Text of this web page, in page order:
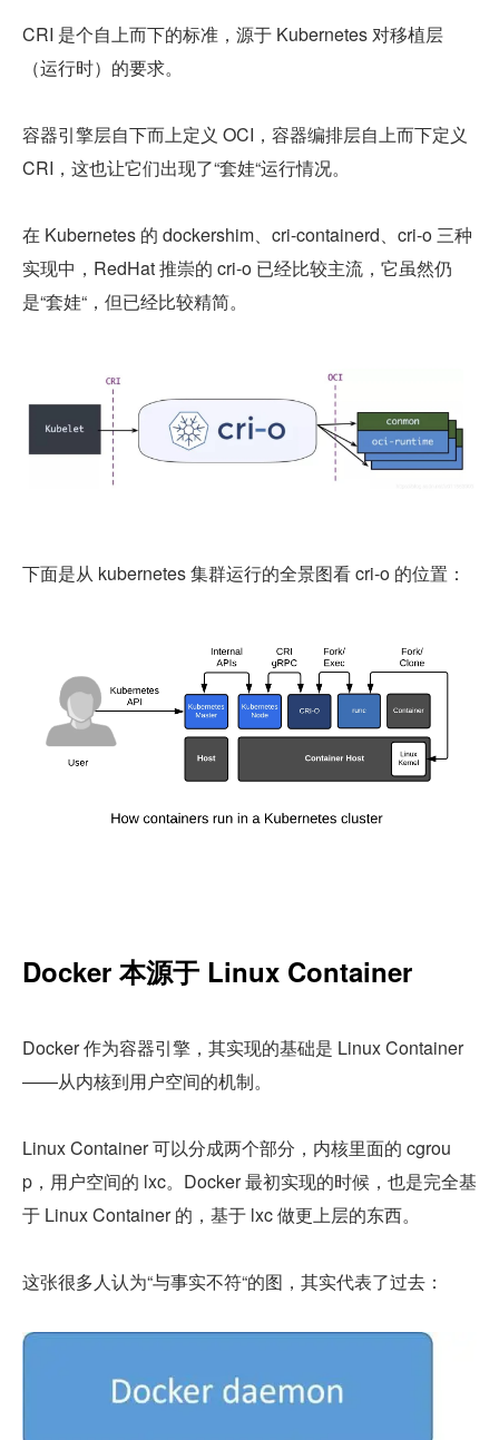
CRI 是个自上而下的标准，源于 Kubernetes 对移植层
（运行时）的要求。
容器引擎层自下而上定义 OCI，容器编排层自上而下定义
CRI，这也让它们出现了“套娃“运行情况。
在 Kubernetes 的 dockershim、cri-containerd、cri-o 三种
实现中，RedHat 推崇的 cri-o 已经比较主流，它虽然仍
是“套娃“，但已经比较精简。
下面是从 kubernetes 集群运行的全景图看 cri-o 的位置：
Docker 本源于 Linux Container
Docker 作为容器引擎，其实现的基础是 Linux Container
——从内核到用户空间的机制。
Linux Container 可以分成两个部分，内核里面的 cgrou
p，用户空间的 lxc。Docker 最初实现的时候，也是完全基
于 Linux Container 的，基于 lxc 做更上层的东西。
这张很多人认为“与事实不符“的图，其实代表了过去：